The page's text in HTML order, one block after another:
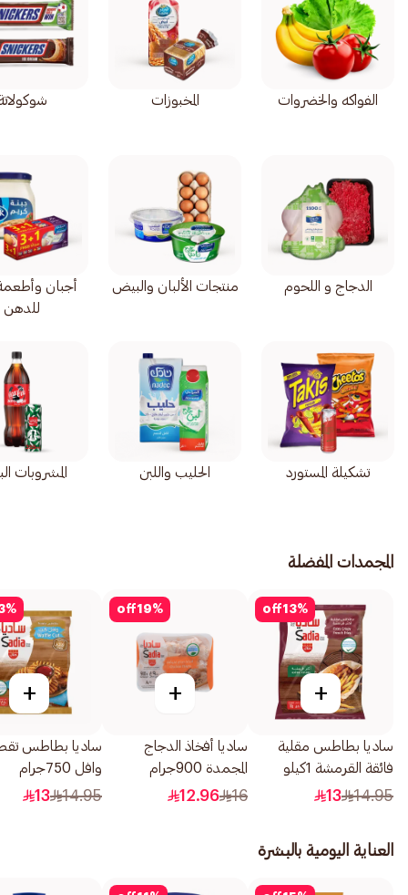
الفواكه والخضروات
الدجاج و اللحوم
تشكيلة المستورد
المخبوزات
منتجات الألبان والبيض
الحليب واللبن
أجبان
للدهن
المشروبات
المجمدات المفضلة
13%
off
+
ساديا بطاطس مقلية
فائقة القرمشة 1كيلو
14.95
13
19%
off
+
ساديا أفخاذ الدجاج
المجمدة 900جرام
16
12.96
%
+
ساديا بطاطس
وافل 750جرام
14.95
13
العناية اليومية بالبشرة